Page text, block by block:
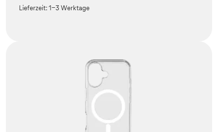
Lieferzeit:1-3 Werktage